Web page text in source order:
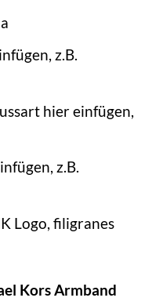
z.B.
hier einfügen,
z.B.
Logo, filigranes
Kors Armband